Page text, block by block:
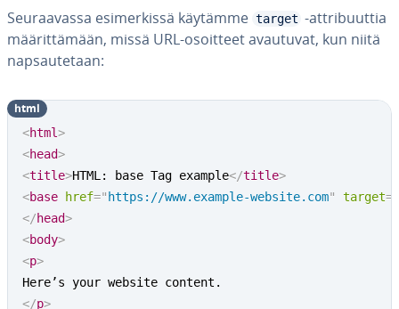
Seu­raa­vas­sa esi­mer­kis­sä käytämme target -att­ri­buut­tia
mää­rit­tä­mään, missä URL-osoitteet avautuvat, kun niitä
nap­sau­te­taan:
<html>
<head>
<title>HTML: base Tag example</title>
<base href=" https://www.example-website.com" target=
</head>
<body>
<p>
</p>
html